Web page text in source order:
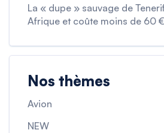
La « dupe » sauvage de
Afrique et coûte moins de 60
Nos thèmes
Avion
NEW